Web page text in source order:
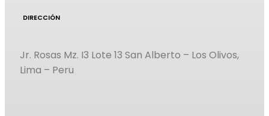
DIRECCIÓN
Jr. Rosas Mz. I3 Lote 13 San Alberto – Los Olivos,
Lima – Peru